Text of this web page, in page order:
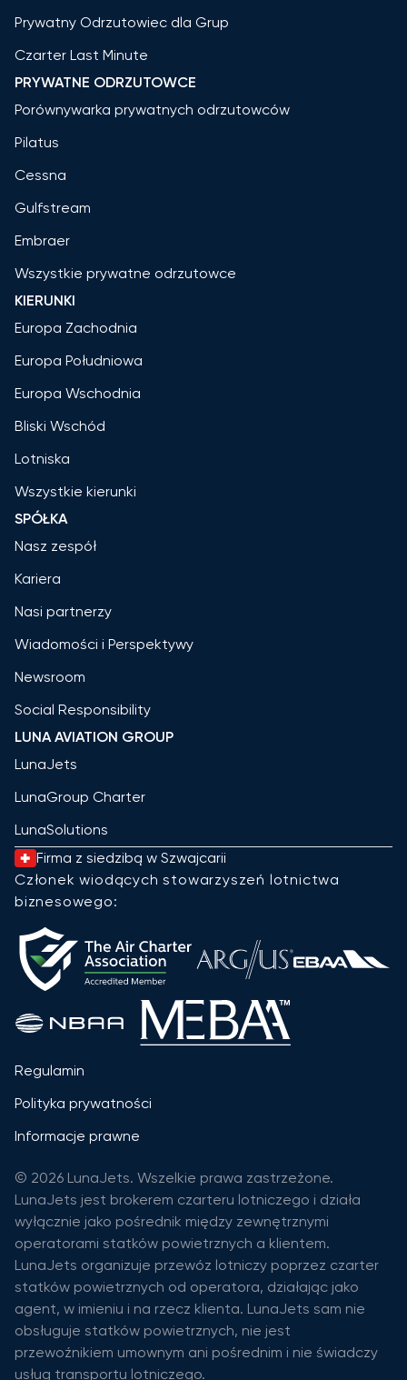
Prywatny Odrzutowiec dla Grup
Czarter Last Minute
PRYWATNE ODRZUTOWCE
Porównywarka prywatnych odrzutowców
Pilatus
Cessna
Gulfstream
Embraer
Wszystkie prywatne odrzutowce
KIERUNKI
Europa Zachodnia
Europa Południowa
Europa Wschodnia
Bliski Wschód
Lotniska
Wszystkie kierunki
SPÓŁKA
Nasz zespół
Kariera
Nasi partnerzy
Wiadomości i Perspektywy
Newsroom
Social Responsibility
LUNA AVIATION GROUP
LunaJets
LunaGroup Charter
LunaSolutions
Firma z siedzibą w Szwajcarii
Członek wiodących stowarzyszeń lotnictwa
biznesowego:
Regulamin
Polityka prywatności
Informacje prawne
© 2026 LunaJets. Wszelkie prawa zastrzeżone.
LunaJets jest brokerem czarteru lotniczego i działa
wyłącznie jako pośrednik między zewnętrznymi
operatorami statków powietrznych a klientem.
LunaJets organizuje przewóz lotniczy poprzez czarter
statków powietrznych od operatora, działając jako
agent, w imieniu i na rzecz klienta. LunaJets sam nie
obsługuje statków powietrznych, nie jest
przewoźnikiem umownym ani pośrednim i nie świadczy
usług transportu lotniczego.